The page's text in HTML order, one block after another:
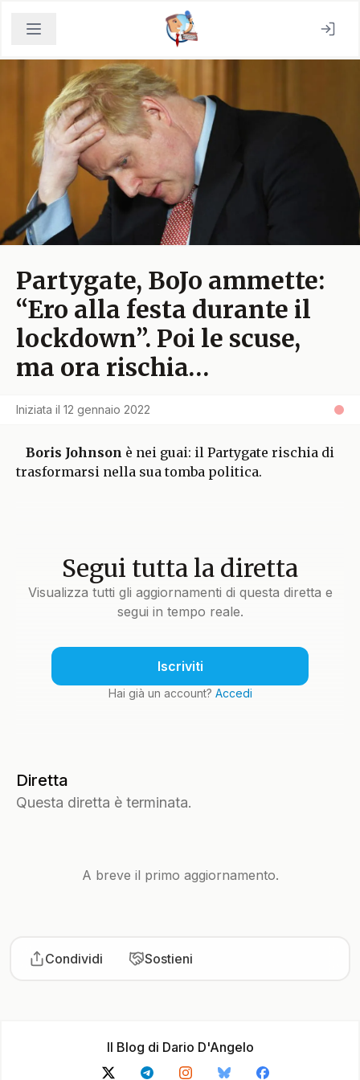
Partygate, BoJo ammette:
“Ero alla festa durante il
lockdown”. Poi le scuse,
ma ora rischia…
Iniziata il 12 gennaio 2022
Boris Johnson è nei guai: il Partygate rischia di
trasformarsi nella sua tomba politica.
Segui tutta la diretta
Visualizza tutti gli aggiornamenti di questa diretta e
segui in tempo reale.
Iscriviti
Hai già un account? Accedi
Diretta
Questa diretta è terminata.
A breve il primo aggiornamento.
Condividi Sostieni
Il Blog di Dario D'Angelo